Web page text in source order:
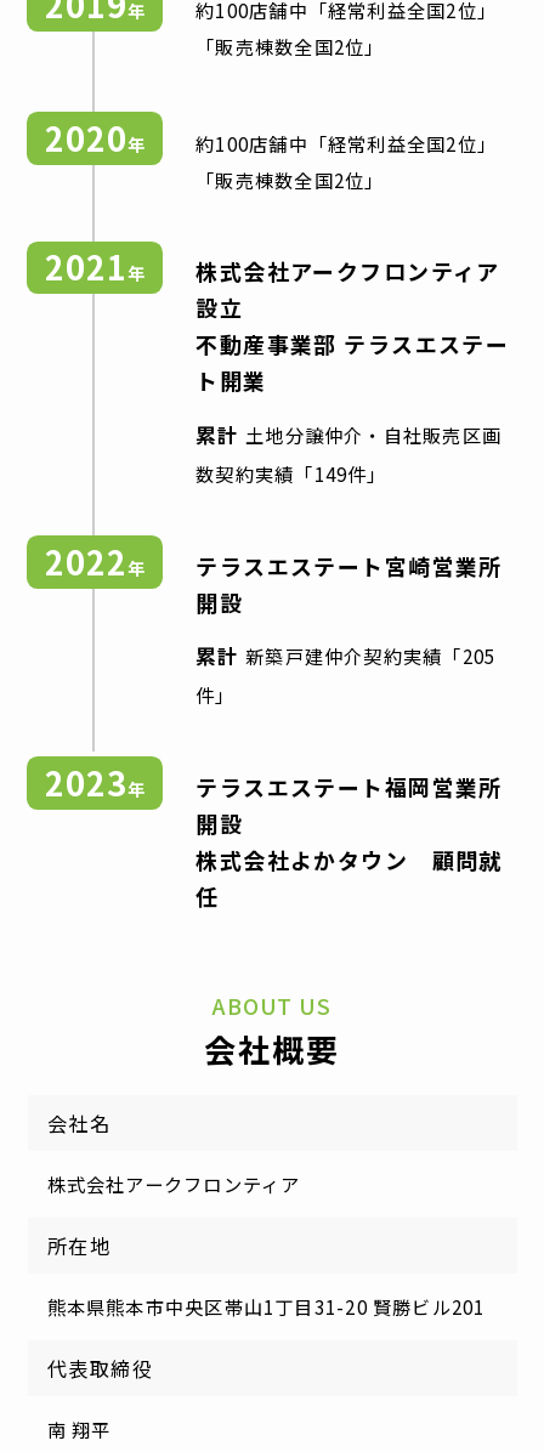
年
約100店舗中「経常利益全国2位」
「販売棟数全国2位」
2020年
約100店舗中「経常利益全国2位」
「販売棟数全国2位」
2021年
株式会社アークフロンティア
設立
不動産事業部 テラスエステー
ト開業
累計 土地分譲仲介・自社販売区画
数契約実績「149件」
2022年
テラスエステート宮崎営業所
開設
累計 新築戸建仲介契約実績「205
件」
2023年
テラスエステート福岡営業所
開設
株式会社よかタウン 顧問就
任
ABOUT US
会社概要
会社名
株式会社アークフロンティア
所在地
熊本県熊本市中央区帯山1丁目31-20 賢勝ビル201
代表取締役
南 翔平